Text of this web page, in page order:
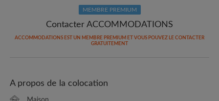
MEMBRE PREMIUM
Contacter ACCOMMODATIONS
ACCOMMODATIONS EST UN MEMBRE PREMIUM ET VOUS POUVEZ LE CONTACTER
GRATUITEMENT
A propos de la colocation